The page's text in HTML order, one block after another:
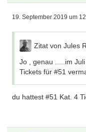
19. September 2019 um
Zitat von Jules
Jo , genau .....im
Tickets für #51
du hattest #51 Kat. 4